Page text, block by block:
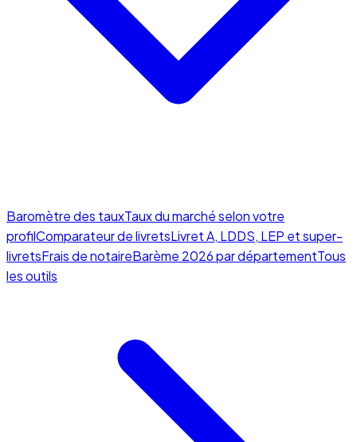
Baromètre des tauxTaux du marché selon votre
profilComparateur de livretsLivret A, LDDS, LEP et super-
livretsFrais de notaireBarème 2026 par départementTous
les outils